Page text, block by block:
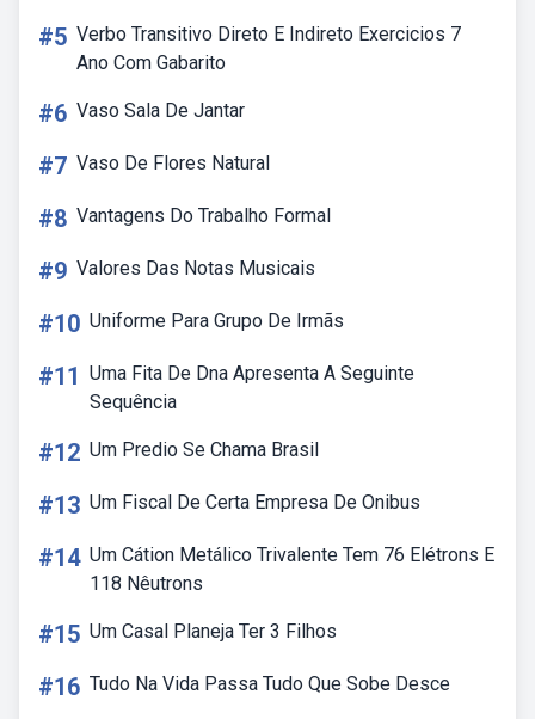
#5 Verbo Transitivo Direto E Indireto Exercicios 7
Ano Com Gabarito
#6 Vaso Sala De Jantar
#7 Vaso De Flores Natural
#8 Vantagens Do Trabalho Formal
#9 Valores Das Notas Musicais
#10 Uniforme Para Grupo De Irmãs
#11 Uma Fita De Dna Apresenta A Seguinte
Sequência
#12 Um Predio Se Chama Brasil
#13 Um Fiscal De Certa Empresa De Onibus
#14 Um Cátion Metálico Trivalente Tem 76 Elétrons E
118 Nêutrons
#15 Um Casal Planeja Ter 3 Filhos
#16 Tudo Na Vida Passa Tudo Que Sobe Desce